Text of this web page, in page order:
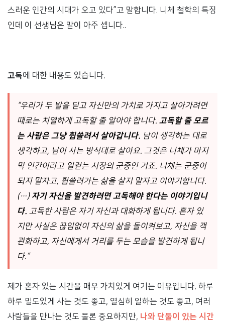
스러운 인간의 시대가 오고 있다”고 말합니다. 니체 철학의 특징
인데 이 선생님은 말이 아주 셉니다..
고독에 대한 내용도 있습니다.
“우리가 두 발을 딛고 자신만의 가치로 가지고 살아가려면
때로는 치열하게 고독할 줄 알아야 합니다. 고독할 줄 모르
는 사람은 그냥 휩쓸려서 살아갑니다. 남이 생각하는 대로
생각하고, 남이 사는 방식대로 살아요. 그것은 니체가 마지
막 인간이라고 일컫는 시장의 군중인 거죠. 니체는 군중이
되지 말자고, 휩쓸려가는 삶을 살지 말자고 이야기합니다.
(…) 자기 자신을 발견하려면 고독해야 한다는 이야기입니
다. 고독한 사람은 자기 자신과 대화하게 됩니다. 혼자 있
지만 사실은 끊임없이 자신의 삶을 돌이켜보고, 자신을 객
관화하고, 자신에게서 거리를 두는 모습을 발견하게 됩니
다.”
제가 혼자 있는 시간을 매우 가치있게 여기는 이유입니다. 하루
하루 밀도있게 사는 것도 좋고, 열심히 일하는 것도 좋고, 여러
사람들을 만나는 것도 물론 중요하지만, 나와 단둘이 있는 시간